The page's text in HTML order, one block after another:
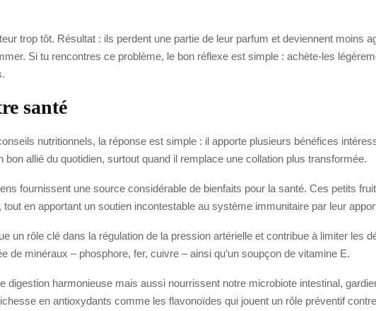
trop tôt. Résultat : ils perdent une partie de leur parfum et deviennent moins
Si tu rencontres ce problème, le bon réflexe est simple : achète-les
santé
nutritionnels, la réponse est simple : il apporte plusieurs bénéfices
bon allié du quotidien, surtout quand il remplace une collation plus transformée.
fournissent une source considérable de bienfaits pour la santé. Ces petits
en apportant un soutien incontestable au système immunitaire par leur
un rôle clé dans la régulation de la pression artérielle et contribue à limiter les
de minéraux – phosphore, fer, cuivre – ainsi qu’un soupçon de vitamine E.
harmonieuse mais aussi nourrissent notre microbiote intestinal,
en antioxydants comme les flavonoïdes qui jouent un rôle préventif